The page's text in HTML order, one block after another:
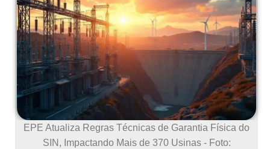
EPE Atualiza Regras Técnicas de Garantia Física do
SIN, Impactando Mais de 370 Usinas - Foto: